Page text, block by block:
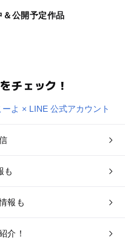
＆公開予定作品
チェック！
も
報も
介！